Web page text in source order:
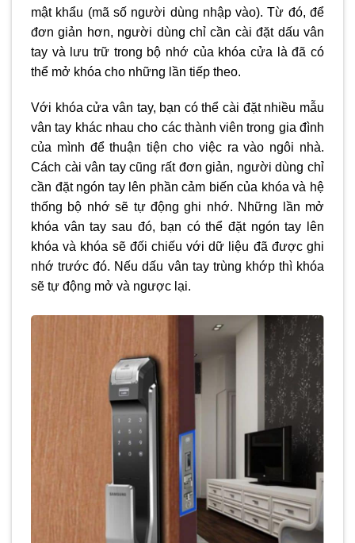
mật khẩu (mã số người dùng nhập vào). Từ đó, để
đơn giản hơn, người dùng chỉ cần cài đặt dấu vân
tay và lưu trữ trong bộ nhớ của khóa cửa là đã có
thể mở khóa cho những lần tiếp theo.
Với khóa cửa vân tay, bạn có thể cài đặt nhiều mẫu
vân tay khác nhau cho các thành viên trong gia đình
của mình để thuận tiện cho việc ra vào ngôi nhà.
Cách cài vân tay cũng rất đơn giản, người dùng chỉ
cần đặt ngón tay lên phần cảm biến của khóa và hệ
thống bộ nhớ sẽ tự động ghi nhớ. Những lần mở
khóa vân tay sau đó, bạn có thể đặt ngón tay lên
khóa và khóa sẽ đối chiếu với dữ liệu đã được ghi
nhớ trước đó. Nếu dấu vân tay trùng khớp thì khóa
sẽ tự động mở và ngược lại.